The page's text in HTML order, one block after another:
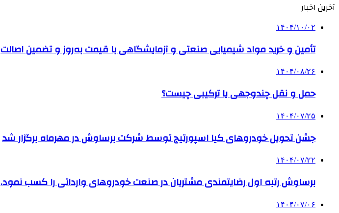
آخرین اخبار
۱۴۰۴/۱۰/۰۲
تأمین و خرید مواد شیمیایی صنعتی و آزمایشگاهی با قیمت به‌روز و تضمین اصالت
۱۴۰۴/۰۸/۲۶
حمل و نقل چندوجهی یا ترکیبی چیست؟
۱۴۰۴/۰۷/۲۵
جشن تحویل خودروهای کیا اسپورتیج توسط شرکت برساوش در مهرماه برگزار شد
۱۴۰۴/۰۷/۲۲
برساوش رتبه اول رضایتمندی مشتریان در صنعت خودروهای وارداتی را کسب نمود.
۱۴۰۴/۰۷/۰۶